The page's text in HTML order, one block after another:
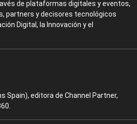
de plataformas digitales y eventos,
partners y decisores tecnológicos
Digital, la Innovación y el
Spain), editora de Channel Partner,